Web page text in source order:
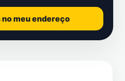
meu endereço